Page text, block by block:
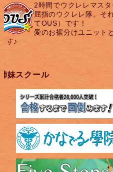
2時間でウクレレマス
屈指のウクレレ隊。そ
てOUS）です！
愛のお裾分けユニット
す♪
妹スクール